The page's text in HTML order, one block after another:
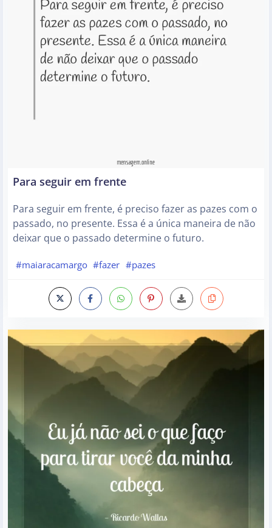
Para seguir em frente
Para seguir em frente, é preciso fazer as pazes com o
passado, no presente. Essa é a única maneira de não
deixar que o passado determine o futuro.
#maiaracamargo #fazer #pazes